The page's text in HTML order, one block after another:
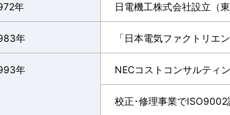
年 日電機工株式会社設立（東
年 「日本電気ファクトリエ
年 NECコストコンサルティ
校正･修理事業でISO9002